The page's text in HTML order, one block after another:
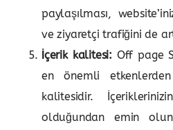
paylaşılması,
ve ziyaretçi trafiğini de
İçerik kalitesi: Off page
en önemli
kalitesidir.
olduğundan emin